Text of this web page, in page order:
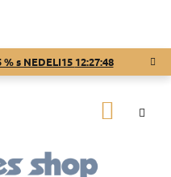
% s NEDELI15 12:27:47